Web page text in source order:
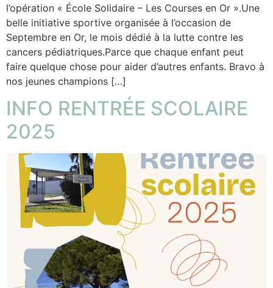
l’opération « École Solidaire – Les Courses en Or ».Une
belle initiative sportive organisée à l’occasion de
Septembre en Or, le mois dédié à la lutte contre les
cancers pédiatriques.Parce que chaque enfant peut
faire quelque chose pour aider d’autres enfants. Bravo à
nos jeunes champions […]
INFO RENTRÉE SCOLAIRE
2025